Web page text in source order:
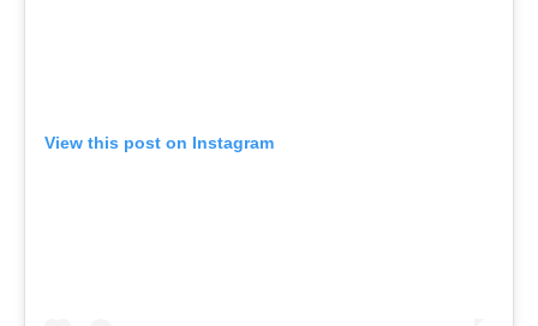
View this post on Instagram